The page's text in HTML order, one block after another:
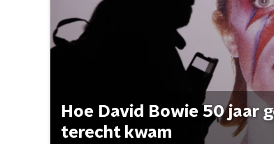
Hoe David Bowie 50 jaar
terecht kwam